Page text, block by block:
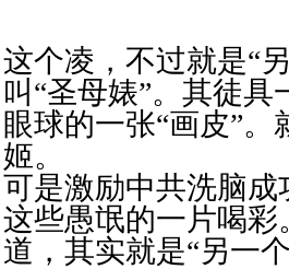
这个凌，不过就是“
叫“圣母婊”。其徒
眼球的一张“画皮”
姬。
可是激励中共洗脑
这些愚氓的一片喝
道，其实就是“另一